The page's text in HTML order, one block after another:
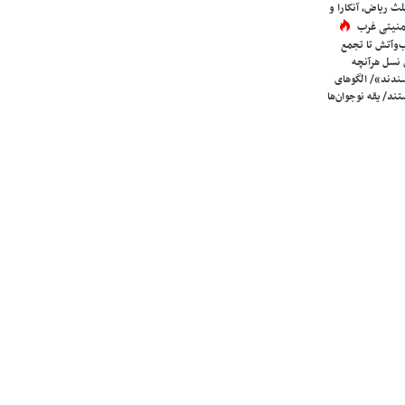
ریاض، آنکارا و
غرب
تا تجمع
نسل هرآنچه
الگوهای
یقه نوجوان‌ها